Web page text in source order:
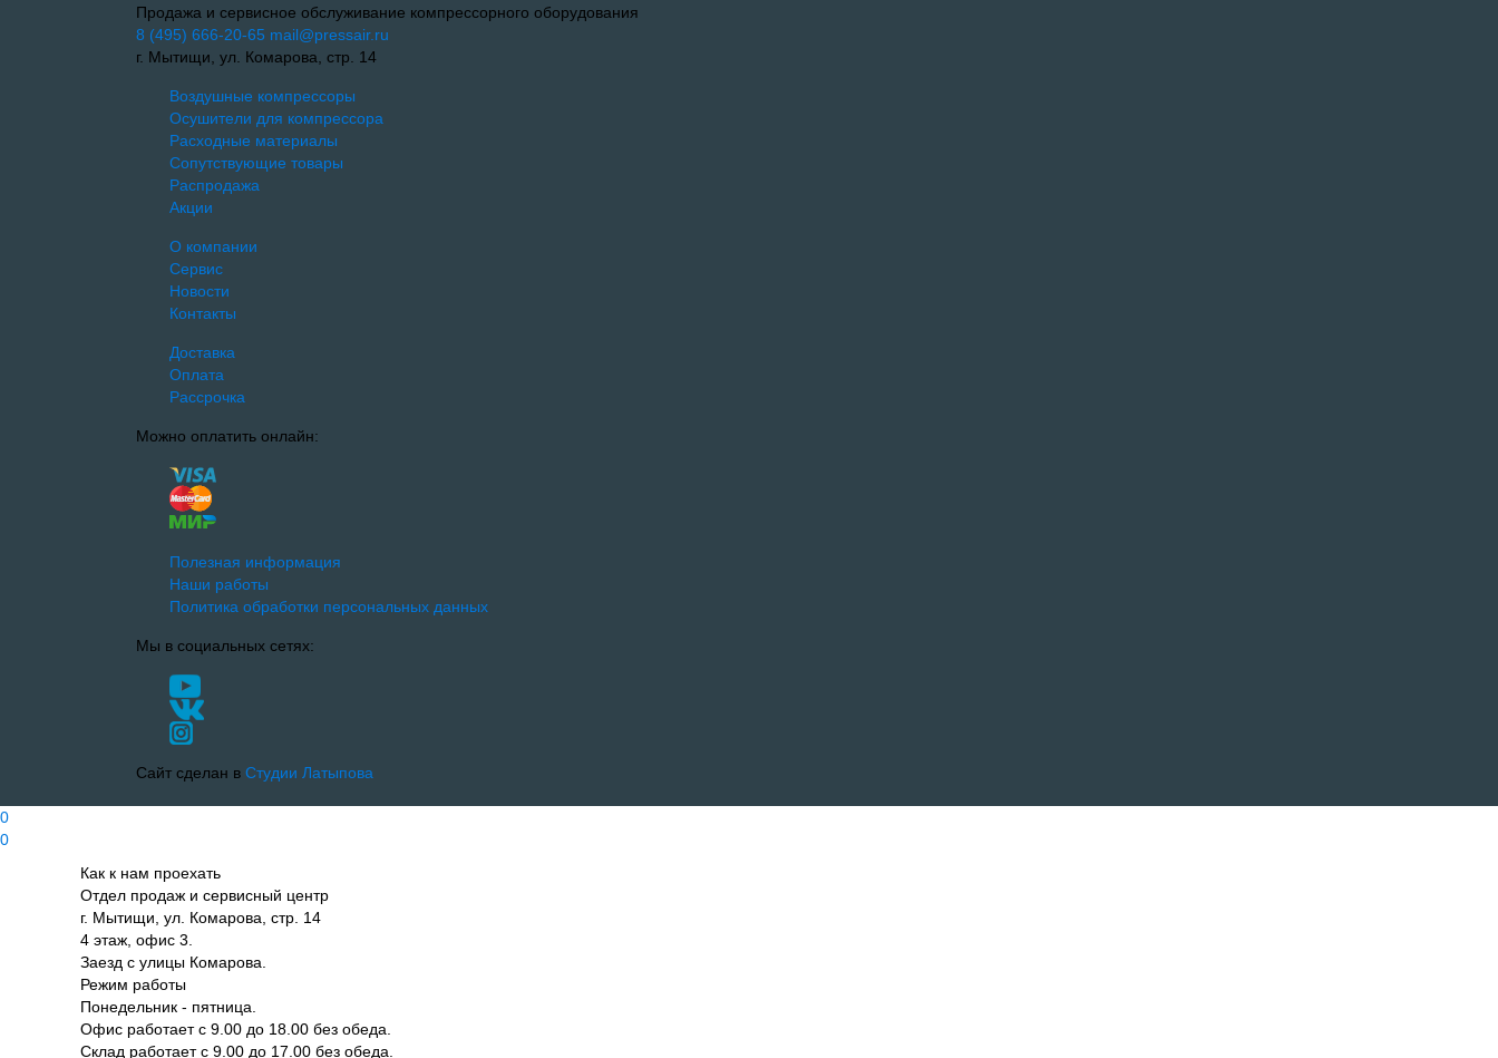
Продажа и сервисное обслуживание компрессорного оборудования
8 (495) 666-20-65 mail@pressair.ru
г. Мытищи, ул. Комарова, стр. 14
Воздушные компрессоры
Осушители для компрессора
Расходные материалы
Сопутствующие товары
Распродажа
Акции
О компании
Сервис
Новости
Контакты
Доставка
Оплата
Рассрочка
Можно оплатить онлайн:
Полезная информация
Наши работы
Политика обработки персональных данных
Мы в социальных сетях:
Сайт сделан в Студии Латыпова
0
0
Как к нам проехать
Отдел продаж и сервисный центр
г. Мытищи, ул. Комарова, стр. 14
4 этаж, офис 3.
Заезд с улицы Комарова.
Режим работы
Понедельник - пятница.
Офис работает с 9.00 до 18.00 без обеда.
Склад работает с 9.00 до 17.00 без обеда.